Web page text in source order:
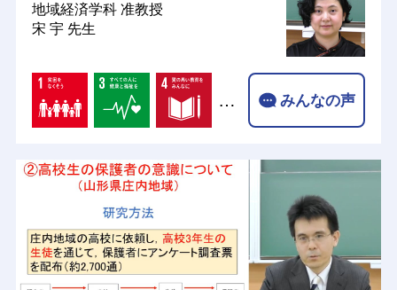
地域経済学科 准教授
宋 宇 先生
… みんなの声